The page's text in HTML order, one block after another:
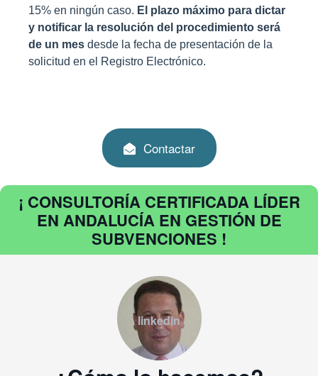
15% en ningún caso. El plazo máximo para dictar
y notificar la resolución del procedimiento será
de un mes desde la fecha de presentación de la
solicitud en el Registro Electrónico.
Contactar
¡ CONSULTORÍA CERTIFICADA LÍDER
EN ANDALUCÍA EN GESTIÓN DE
SUBVENCIONES !
linkedin